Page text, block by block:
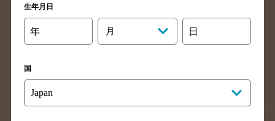
高知県のバー検索
長崎県のバー検索
佐賀県のバー検索
大分県のバー検索
熊本県のバー検索
生年月日
年 月 日
国